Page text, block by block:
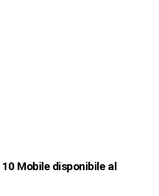
Mobile disponibile al